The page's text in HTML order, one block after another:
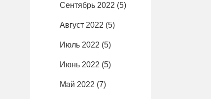
Сентябрь 2022 (5)
Август 2022 (5)
Июль 2022 (5)
Июнь 2022 (5)
Май 2022 (7)